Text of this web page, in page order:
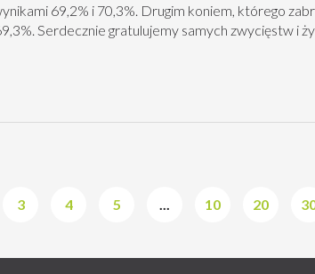
69,2% i 70,3%. Drugim koniem, którego
Serdecznie gratulujemy samych zwycięstw i
3 4 5 10 20